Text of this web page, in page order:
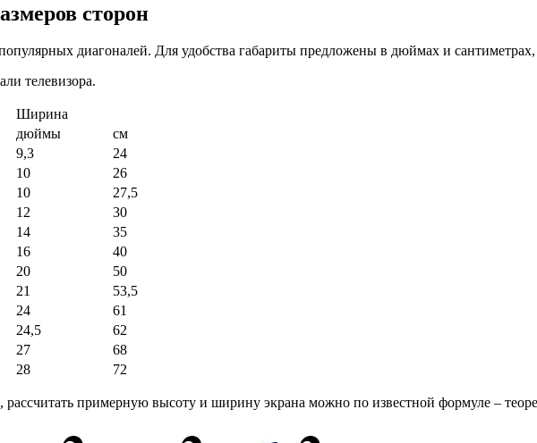
сторон
диагоналей. Для удобства габариты предложены в дюймах и сантиметрах,
телевизора.
Ширина
дюймы
см
9,3
24
10
26
10
27,5
12
30
14
35
16
40
20
50
21
53,5
24
61
24,5
62
27
68
28 72
примерную высоту и ширину экрана можно по известной формуле –